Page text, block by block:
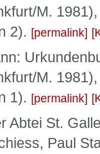
M.
2).
permalink
M.
1).
permalink
Abtei St.
Paul